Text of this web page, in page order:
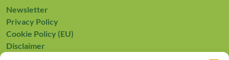
Newsletter
Privacy Policy
Cookie Policy (EU)
Disclaimer